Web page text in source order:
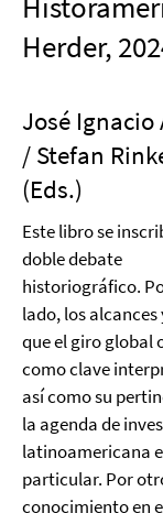
Herder,
José Ignacio
/ Stefan
(Eds.)
Este libro se
doble debate
historiográfico.
lado, los
que el giro global
como clave
así como su
la agenda de
latinoamericana
particular. Por
conocimiento en